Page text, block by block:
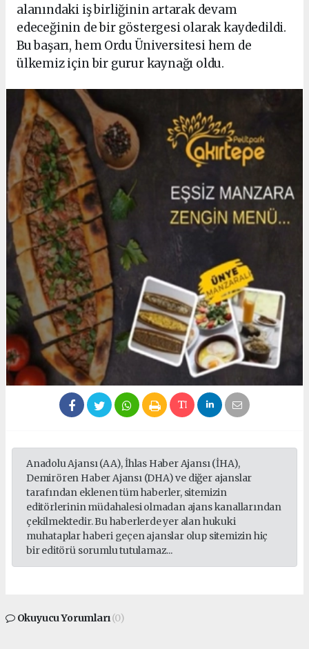
alanındaki iş birliğinin artarak devam
edeceğinin de bir göstergesi olarak kaydedildi.
Bu başarı, hem Ordu Üniversitesi hem de
ülkemiz için bir gurur kaynağı oldu.
Anadolu Ajansı (AA), İhlas Haber Ajansı (İHA),
Demirören Haber Ajansı (DHA) ve diğer ajanslar
tarafından eklenen tüm haberler, sitemizin
editörlerinin müdahalesi olmadan ajans kanallarından
çekilmektedir. Bu haberlerde yer alan hukuki
muhataplar haberi geçen ajanslar olup sitemizin hiç
bir editörü sorumlu tutulamaz...
Okuyucu Yorumları(0)